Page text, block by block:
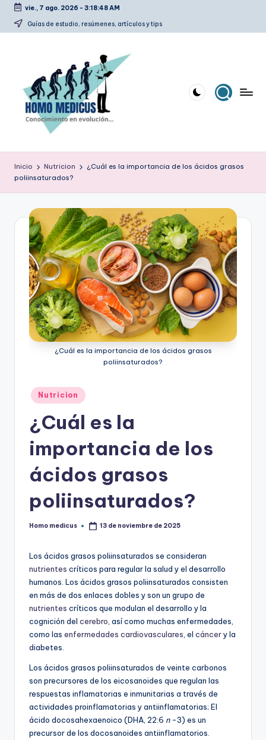
Saltar
vie., 7 ago. 2026 - 3:18:48 AM
Guías de estudio, resúmenes, artículos y tips
o
m
m
d
ic
estudio,
tips
Inicio Nutricion
¿Cuál es la importancia de los ácidos grasos
poliinsaturados?
¿Cuál es la importancia de los ácidos grasos
poliinsaturados?
Publicado
en
Nutricion
¿Cuál es la
importancia de los
ácidos grasos
poliinsaturados?
Publicado
Homo medicus 13 de noviembre de 2025
Los ácidos grasos poliinsaturados se consideran
nutrientes críticos para regular la salud y el desarrollo
humanos. Los ácidos grasos poliinsaturados consisten
en más de dos enlaces dobles y son un grupo de
nutrientes críticos que modulan el desarrollo y la
cognición del cerebro, así como muchas enfermedades,
como las enfermedades cardiovasculares, el cáncery la
diabetes.
Los ácidos grasos poliinsaturados de veinte carbonos
son precursores de los eicosanoides que regulan las
respuestas inflamatorias e inmunitarias a través de
actividades proinflamatorias y antiinflamatorias; El
ácido docosahexaenoico (DHA, 22:6 n-3) es un
precursor de los docosanoides antiinflamatorios.